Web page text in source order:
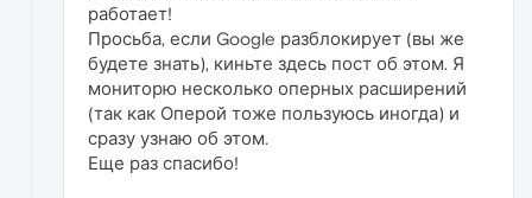
работает!
Просьба, если Google разблокирует (вы же
будете знать), киньте здесь пост об этом. Я
мониторю несколько оперных расширений
(так как Оперой тоже пользуюсь иногда) и
сразу узнаю об этом.
Еще раз спасибо!